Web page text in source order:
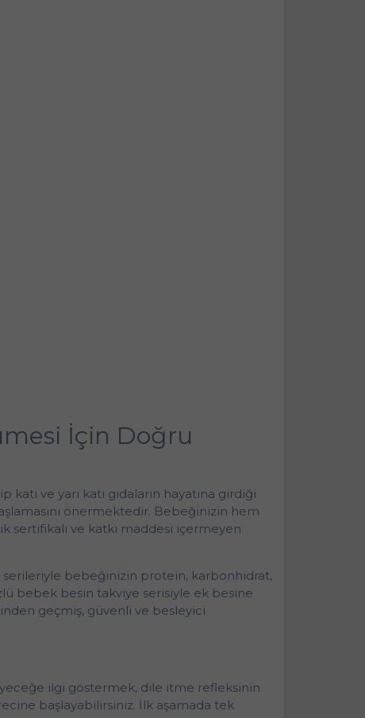
İçin Doğru
ve yarı katı gıdaların hayatına girdiği
önermektedir. Bebeğinizin hem
sertifikalı ve katkı maddesi içermeyen
serileriyle bebeğinizin protein, karbonhidrat,
bebek besin takviye serisiyle ek besine
geçmiş, güvenli ve besleyici
ilgi göstermek, dile itme refleksinin
başlayabilirsiniz. İlk aşamada tek